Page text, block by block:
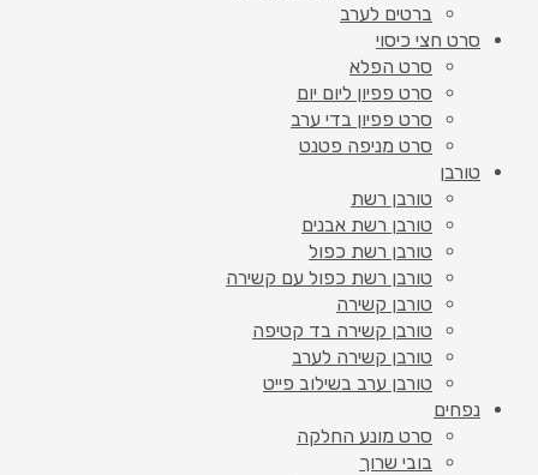
ברטים לערב
סרט חצי כיסוי
סרט הפלא
סרט פפיון ליום יום
סרט פפיון בדי ערב
סרט מניפה פטנט
טורבן
טורבן רשת
טורבן רשת אבנים
טורבן רשת כפול
טורבן רשת כפול עם קשירה
טורבן קשירה
טורבן קשירה בד קטיפה
טורבן קשירה לערב
טורבן ערב בשילוב פייט
נפחים
סרט מונע החלקה
בובי שרוך